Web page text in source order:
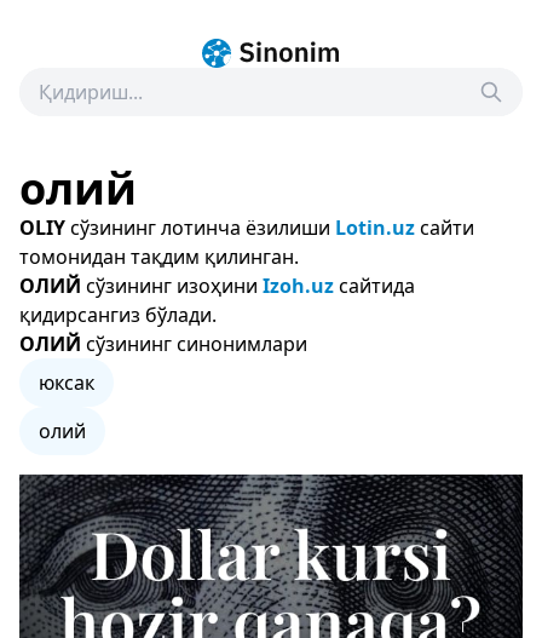
олий
OLIYсўзининг лотинча ёзилиши Lotin.uzсайти
томонидан тақдим қилинган.
ОЛИЙ сўзининг изоҳини Izoh.uzсайтида
қидирсангиз бўлади.
ОЛИЙ сўзининг синонимлари
юксак
олий